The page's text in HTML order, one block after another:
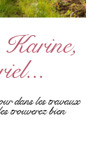
dans les travaux
trouverez bien